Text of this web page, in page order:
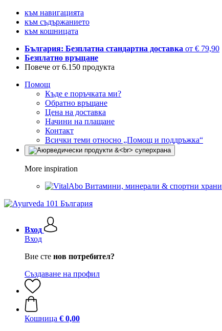
към навигацията
към съдържанието
към кошницата
България: Безплатна стандартна доставка от € 79,90
Безплатно връщане
Повече от 6.150 продукта
Помощ
Къде е поръчката ми?
Обратно връщане
Цена на доставка
Начини на плащане
Контакт
Всички теми относно „Помощ и поддръжка“
More inspiration
Витамини, минерали & спортни храни
Вход
Вход
Вие сте нов потребител?
Създаване на профил
Кошница € 0,00